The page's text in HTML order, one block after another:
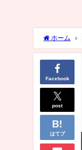
ホーム
Facebook
post
はてブ